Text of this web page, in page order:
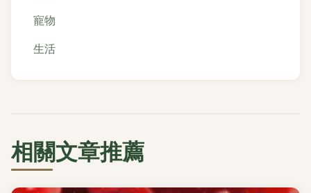
寵物
生活
相關文章推薦